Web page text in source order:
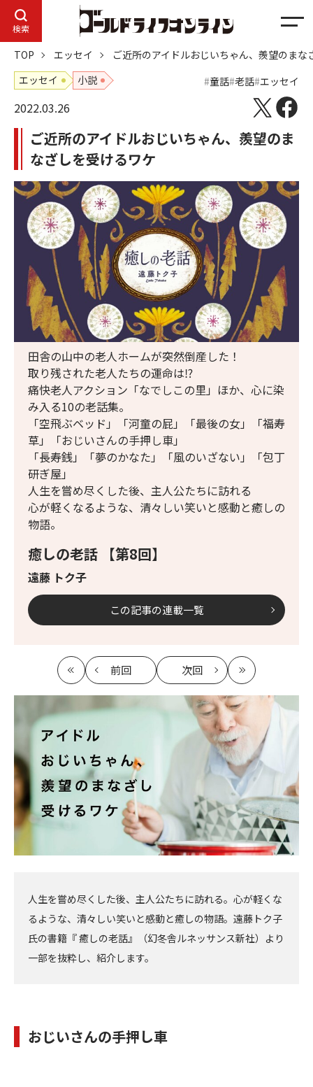
検索
メ
ニ
ュ
ー
TOP エッセイ
ご近所のアイドルおじいちゃん、羨望のまな
エッセイ
小説 童話 老話 エッセイ
2022.03.26
ご近所のアイドルおじいちゃん、羨望のま
なざしを受けるワケ
癒しの老話 【第8回】
遠藤 トク子
田舎の山中の老人ホームが突然倒産した！
取り残された老人たちの運命は⁉
痛快老人アクション「なでしこの里」ほか、心に染
み入る10の老話集。
「空飛ぶベッド」「河童の屁」「最後の女」「福寿
草」「おじいさんの手押し車」
「長寿銭」「夢のかなた」「風のいざない」「包丁
研ぎ屋」
人生を嘗め尽くした後、主人公たちに訪れる
心が軽くなるような、清々しい笑いと感動と癒しの
物語。
この記事の連載一覧
最
初
前回
記
事
次回
記
事
へ
最
新
人生を嘗め尽くした後、主人公たちに訪れる。心が軽くな
るような、清々しい笑いと感動と癒しの物語。遠藤トク子
氏の書籍『 癒しの老話』（幻冬舎ルネッサンス新社）より
一部を抜粋し、紹介します。
おじいさんの手押し車